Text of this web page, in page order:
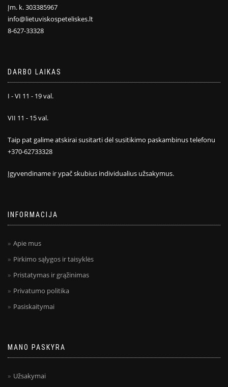
Įm. k. 303385967
info@lietuviskospeteliskes.lt
8-627-33328
DARBO LAIKAS
I - VI 11 - 19 val.
VII 11 - 15 val.
Taip pat galime atskirai susitarti dėl susitikimo paskambinus telefonu
+370-62733328
Įgyvendiname ir ypač skubius individualius užsakymus.
INFORMACIJA
Apie mus
Pirkimo sąlygos ir taisyklės
Pristatymas ir grąžinimas
Privatumo politika
Pasiskaitymai
MANO PASKYRA
Užsakymai